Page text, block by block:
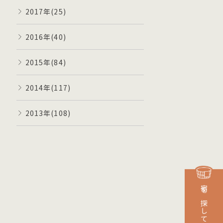
2017年(25)
2016年(40)
2015年(84)
2014年(117)
2013年(108)
宿を探して予約